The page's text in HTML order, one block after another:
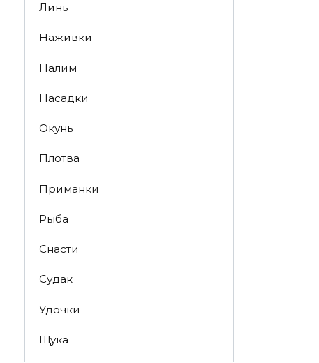
Линь
Наживки
Налим
Насадки
Окунь
Плотва
Приманки
Рыба
Снасти
Судак
Удочки
Щука